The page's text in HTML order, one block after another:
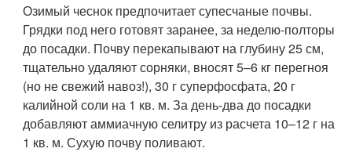
Озимый чеснок предпочитает супесчаные почвы.
Грядки под него готовят заранее, за неделю-полторы
до посадки. Почву перекапывают на глубину 25 см,
тщательно удаляют сорняки, вносят 5–6 кг перегноя
(но не свежий навоз!), 30 г суперфосфата, 20 г
калийной соли на 1 кв. м. За день-два до посадки
добавляют аммиачную селитру из расчета 10–12 г на
1 кв. м. Сухую почву поливают.